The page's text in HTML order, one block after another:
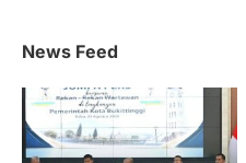
p
s
News Feed